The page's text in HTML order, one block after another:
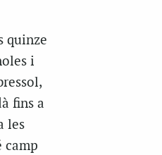
quinze
i
fins a
les
camp